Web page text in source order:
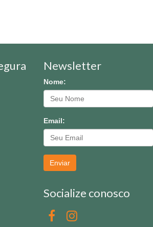
Newsletter
Nome:
Email:
Enviar
Socialize conosco